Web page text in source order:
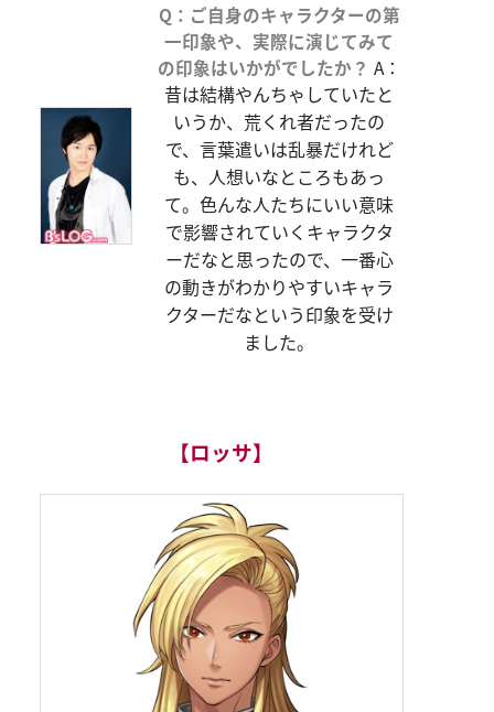
Q：ご自身のキャラクターの第
一印象や、実際に演じてみて
の印象はいかがでしたか？ A：
昔は結構やんちゃしていたと
いうか、荒くれ者だったの
で、言葉遣いは乱暴だけれど
も、人想いなところもあっ
て。色んな人たちにいい意味
で影響されていくキャラクタ
ーだなと思ったので、一番心
の動きがわかりやすいキャラ
クターだなという印象を受け
ました。
【ロッサ】